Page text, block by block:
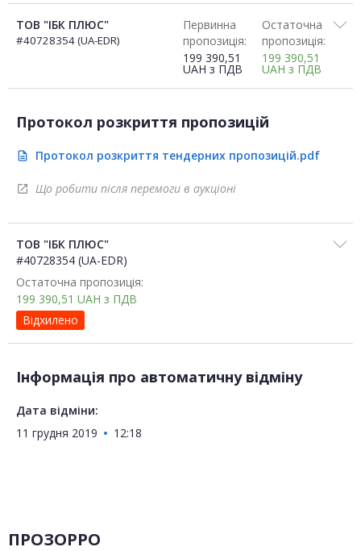
ТОВ "ІБК ПЛЮС"
#40728354 (UA-EDR)
Первинна
пропозиція:
199 390,51
UAH з ПДВ
Остаточна
пропозиція:
199 390,51
UAH з ПДВ
Протокол розкриття пропозицій
description Протокол розкриття тендерних пропозицій.pdf
open_in_new Що робити після перемоги в аукціоні
ТОВ "ІБК ПЛЮС"
#40728354 (UA-EDR)
Остаточна пропозиція:
199 390,51 UAH з ПДВ
Відхилено
Інформація про автоматичну відміну
Дата відміни:
11 грудня 2019
12:18
ПРОЗОРРО